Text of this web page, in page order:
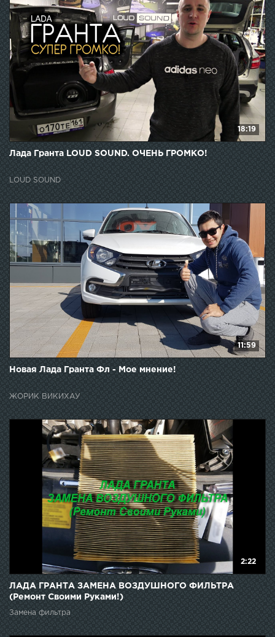
18:19
Лада Гранта LOUD SOUND. ОЧЕНЬ ГРОМКО!
LOUD SOUND
11:59
Новая Лада Гранта Фл - Мое мнение!
ЖОРИК ВИКИХАУ
2:22
ЛАДА ГРАНТА ЗАМЕНА ВОЗДУШНОГО ФИЛЬТРА
(Ремонт Своими Руками!)
Замена фильтра